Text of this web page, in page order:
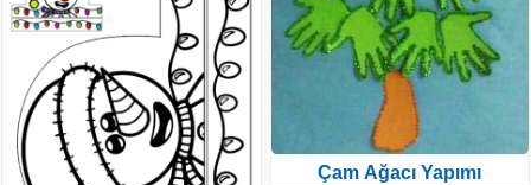
Çam Ağacı Yapımı